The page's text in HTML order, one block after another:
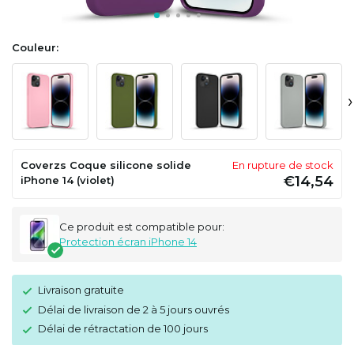
Couleur:
›
Coverzs Coque silicone solide
iPhone 14 (violet)
En rupture de stock
€14,54
Ce produit est compatible pour:
Protection écran iPhone 14
Livraison gratuite
Délai de livraison de 2 à 5 jours ouvrés
Délai de rétractation de 100 jours